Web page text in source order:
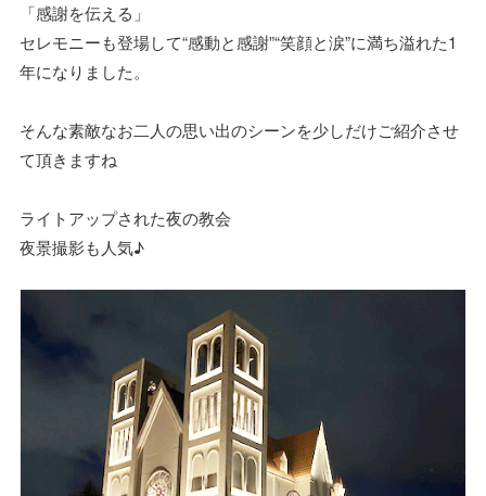
「感謝を伝える」
セレモニーも登場して“感動と感謝”“笑顔と涙”に満ち溢れた1
年になりました。
そんな素敵なお二人の思い出のシーンを少しだけご紹介させ
て頂きますね
ライトアップされた夜の教会
夜景撮影も人気♪